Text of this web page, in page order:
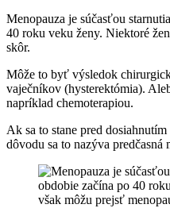
Menopauza je súčasťou
40 roku veku ženy. Niektoré
skôr.
Môže to byť výsledok
vaječníkov (hysterektómia).
napríklad chemoterapiou.
Ak sa to stane pred
dôvodu sa to nazýva predčasná